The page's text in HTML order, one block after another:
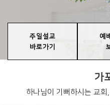
주일설교
바로가기
예
가
하나님이 기뻐하시는 교